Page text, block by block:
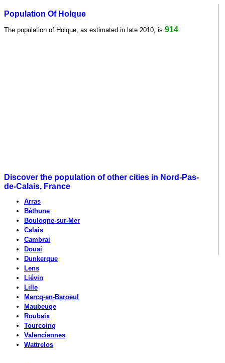
Population Of Holque
The population of Holque, as estimated in late 2010, is 914
Discover the population of other cities in Nord-Pas-
de-Calais, France
Arras
Béthune
Boulogne-sur-Mer
Calais
Cambrai
Douai
Dunkerque
Lens
Liévin
Lille
Marcq-en-Baroeul
Maubeuge
Roubaix
Tourcoing
Valenciennes
Wattrelos